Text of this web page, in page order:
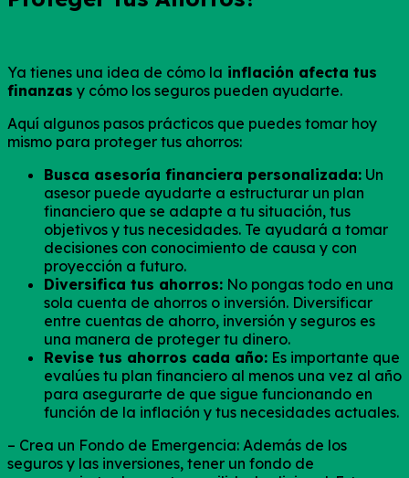
Ya tienes una idea de cómo la inflación afecta tus
finanzas y cómo los seguros pueden ayudarte.
Aquí algunos pasos prácticos que puedes tomar hoy
mismo para proteger tus ahorros:
Busca asesoría financiera personalizada: Un
asesor puede ayudarte a estructurar un plan
financiero que se adapte a tu situación, tus
objetivos y tus necesidades. Te ayudará a tomar
decisiones con conocimiento de causa y con
proyección a futuro.
Diversifica tus ahorros: No pongas todo en una
sola cuenta de ahorros o inversión. Diversificar
entre cuentas de ahorro, inversión y seguros es
una manera de proteger tu dinero.
Revise tus ahorros cada año: Es importante que
evalúes tu plan financiero al menos una vez al año
para asegurarte de que sigue funcionando en
función de la inflación y tus necesidades actuales.
– Crea un Fondo de Emergencia: Además de los
seguros y las inversiones, tener un fondo de